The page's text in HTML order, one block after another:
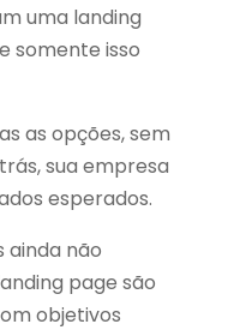
uma landing
somente isso
as opções, sem
sua empresa
esperados.
ainda não
page são
objetivos